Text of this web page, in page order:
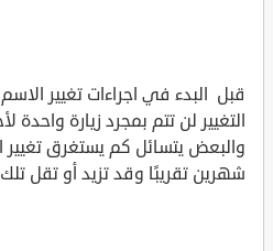
قبل البدء في اجراءات تغيير
التغيير لن تتم بمجرد زيارة واحدة
والبعض يتسائل كم يستغرق تغيير
شهرين تقريبًا وقد تزيد أو تقل تلك